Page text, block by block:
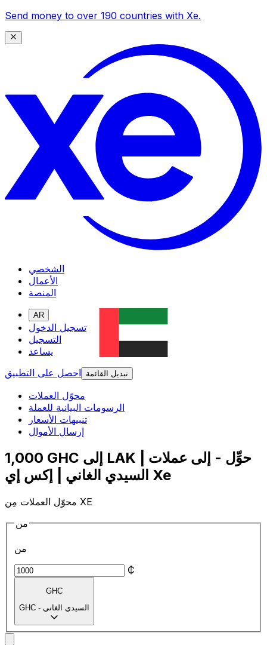
Send money to over 190 countries with Xe.
الشخصي
الأعمال
المنصة
AR
تسجيل الدخول
التسجيل
يساعد
احصل على التطبيق
تبديل القائمة
محوّل العملات
الرسومات البيانية للعملة
تنبيهات الأسعار
إرسال الأموال
1,000 GHC إلى LAK | حوِّل - إلى عملات
السيدي الغاني | إكس إي Xe
محوّل العملات مِن XE
من
من
₵
GHC
GHC - السيدي الغاني